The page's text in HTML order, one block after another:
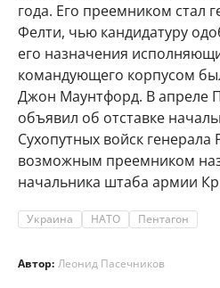
года. Его преемником стал
Фелти, чью кандидатуру
его назначения
командующего корпусом
Джон Маунтфорд. В апреле
объявил об отставке
Сухопутных войск
возможным преемником
начальника штаба армии
Украина НАТО Пентагон
Автор: Леонид Пасечников